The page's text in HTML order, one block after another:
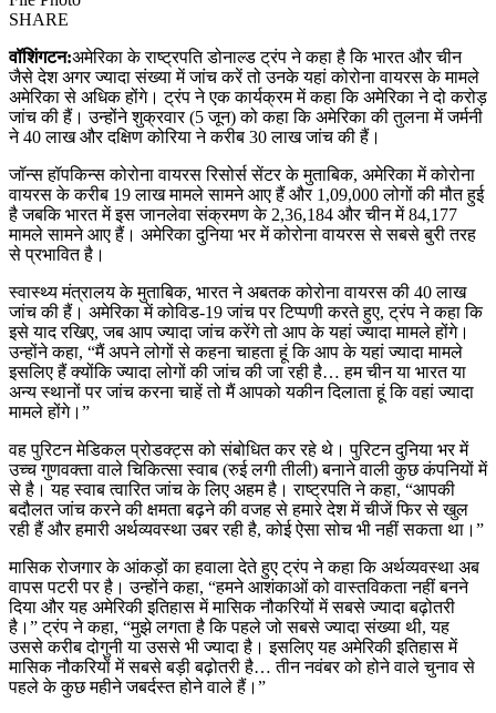
SHARE
वॉशिंगटन:अमेरिका के राष्ट्रपति डोनाल्ड ट्रंप ने कहा है कि भारत और चीन
जैसे देश अगर ज्यादा संख्या में जांच करें तो उनके यहां कोरोना वायरस के मामले
अमेरिका से अधिक होंगे। ट्रंप ने एक कार्यक्रम में कहा कि अमेरिका ने दो करोड़
जांच की हैं। उन्होंने शुक्रवार (5 जून) को कहा कि अमेरिका की तुलना में जर्मनी
ने 40 लाख और दक्षिण कोरिया ने करीब 30 लाख जांच की हैं।
जॉन्स हॉपकिन्स कोरोना वायरस रिसोर्स सेंटर के मुताबिक, अमेरिका में कोरोना
वायरस के करीब 19 लाख मामले सामने आए हैं और 1,09,000 लोगों की मौत हुई
है जबकि भारत में इस जानलेवा संक्रमण के 2,36,184 और चीन में 84,177
मामले सामने आए हैं। अमेरिका दुनिया भर में कोरोना वायरस से सबसे बुरी तरह
से प्रभावित है।
स्वास्थ्य मंत्रालय के मुताबिक, भारत ने अबतक कोरोना वायरस की 40 लाख
जांच की हैं। अमेरिका में कोविड-19 जांच पर टिप्पणी करते हुए, ट्रंप ने कहा कि
इसे याद रखिए, जब आप ज्यादा जांच करेंगे तो आप के यहां ज्यादा मामले होंगे।
उन्होंने कहा, “मैं अपने लोगों से कहना चाहता हूं कि आप के यहां ज्यादा मामले
इसलिए हैं क्योंकि ज्यादा लोगों की जांच की जा रही है… हम चीन या भारत या
अन्य स्थानों पर जांच करना चाहें तो मैं आपको यकीन दिलाता हूं कि वहां ज्यादा
मामले होंगे।”
वह पुरिटन मेडिकल प्रोडक्ट्स को संबोधित कर रहे थे। पुरिटन दुनिया भर में
उच्च गुणवक्ता वाले चिकित्सा स्वाब (रुई लगी तीली) बनाने वाली कुछ कंपनियों में
से है। यह स्वाब त्वारित जांच के लिए अहम है। राष्ट्रपति ने कहा, “आपकी
बदौलत जांच करने की क्षमता बढ़ने की वजह से हमारे देश में चीजें फिर से खुल
रही हैं और हमारी अर्थव्यवस्था उबर रही है, कोई ऐसा सोच भी नहीं सकता था।”
मासिक रोजगार के आंकड़ों का हवाला देते हुए ट्रंप ने कहा कि अर्थव्यवस्था अब
वापस पटरी पर है। उन्होंने कहा, “हमने आशंकाओं को वास्तविकता नहीं बनने
दिया और यह अमेरिकी इतिहास में मासिक नौकरियों में सबसे ज्यादा बढ़ोतरी
है।” ट्रंप ने कहा, “मुझे लगता है कि पहले जो सबसे ज्यादा संख्या थी, यह
उससे करीब दोगुनी या उससे भी ज्यादा है। इसलिए यह अमेरिकी इतिहास में
मासिक नौकरियों में सबसे बड़ी बढ़ोतरी है… तीन नवंबर को होने वाले चुनाव से
पहले के कुछ महीने जबर्दस्त होने वाले हैं।”